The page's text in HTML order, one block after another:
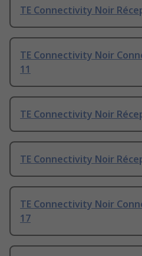
TE Connectivity Noir
TE Connectivity Noir
11
TE Connectivity Noir
TE Connectivity Noir
TE Connectivity Noir
17